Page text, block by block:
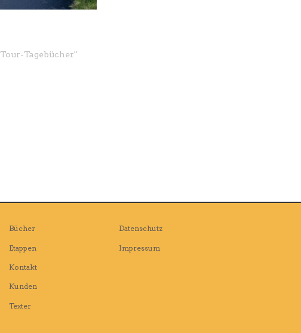
Tour-Tagebücher"
Bücher
Etappen
Kontakt
Kunden
Texter
Datenschutz
Impressum